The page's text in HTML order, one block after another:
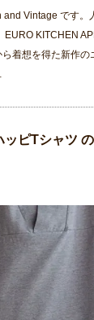
Vintage です。
KITCHEN
着想を得た新作
ピTシャツ の